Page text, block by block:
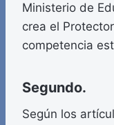
Ministerio de
crea el
competencia
Segundo.
Según los